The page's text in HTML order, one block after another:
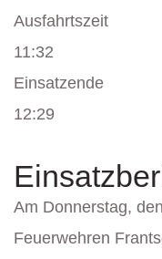
Ausfahrtszeit
11:32
Einsatzende
12:29
Am Donnerstag,
Feuerwehren